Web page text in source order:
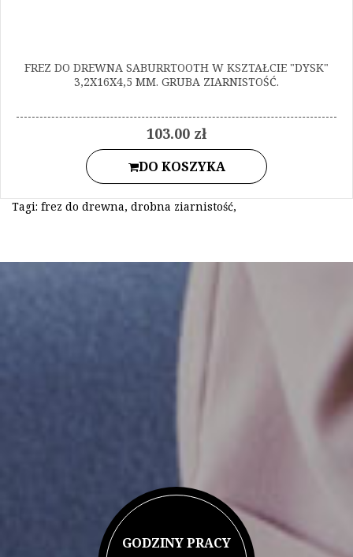
FREZ DO DREWNA SABURRTOOTH W KSZTAŁCIE "DYSK"
3,2X16X4,5 MM. GRUBA ZIARNISTOŚĆ.
103.00 zł
DO KOSZYKA
Tagi: frez do drewna, drobna ziarnistość,
GODZINY PRACY